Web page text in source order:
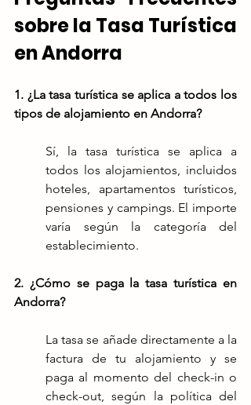
sobre la Tasa Turística
en Andorra
1. ¿La tasa turística se aplica a todos los
tipos de alojamiento en Andorra?
Sí, la tasa turística se aplica a
todos los alojamientos, incluidos
hoteles, apartamentos turísticos,
pensiones y campings. El importe
varía según la categoría del
establecimiento.
2. ¿Cómo se paga la tasa turística en
Andorra?
La tasa se añade directamente a la
factura de tu alojamiento y se
paga al momento del check-in o
check-out, según la política del